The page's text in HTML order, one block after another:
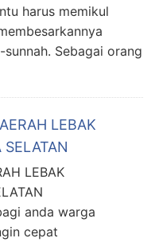
harus memikul
Sebagai orang
LEBAK
LEBAK
anda warga
cepat